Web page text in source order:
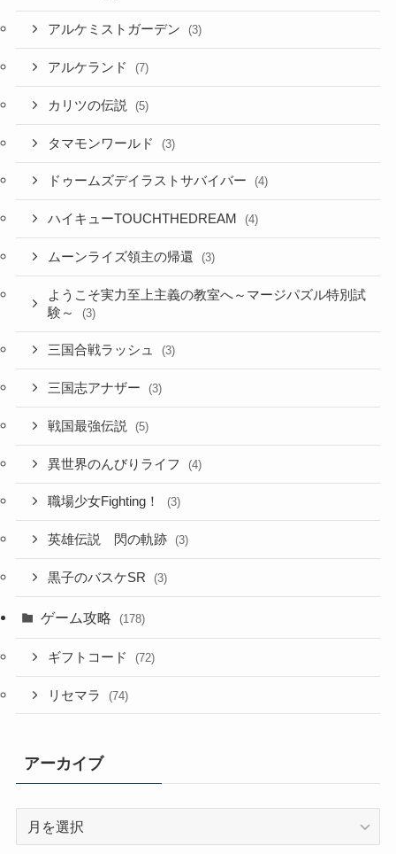
アルケミストガーデン (3)
アルケランド (7)
カリツの伝説 (5)
タマモンワールド (3)
ドゥームズデイラストサバイバー (4)
ハイキューTOUCHTHEDREAM (4)
ムーンライズ領主の帰還 (3)
ようこそ実力至上主義の教室へ～マージパズル特別試
験～
(3)
三国合戦ラッシュ (3)
三国志アナザー (3)
戦国最強伝説 (5)
異世界のんびりライフ (4)
職場少女Fighting！ (3)
英雄伝説 閃の軌跡 (3)
黒子のバスケSR (3)
ゲーム攻略 (178)
ギフトコード (72)
リセマラ (74)
アーカイブ